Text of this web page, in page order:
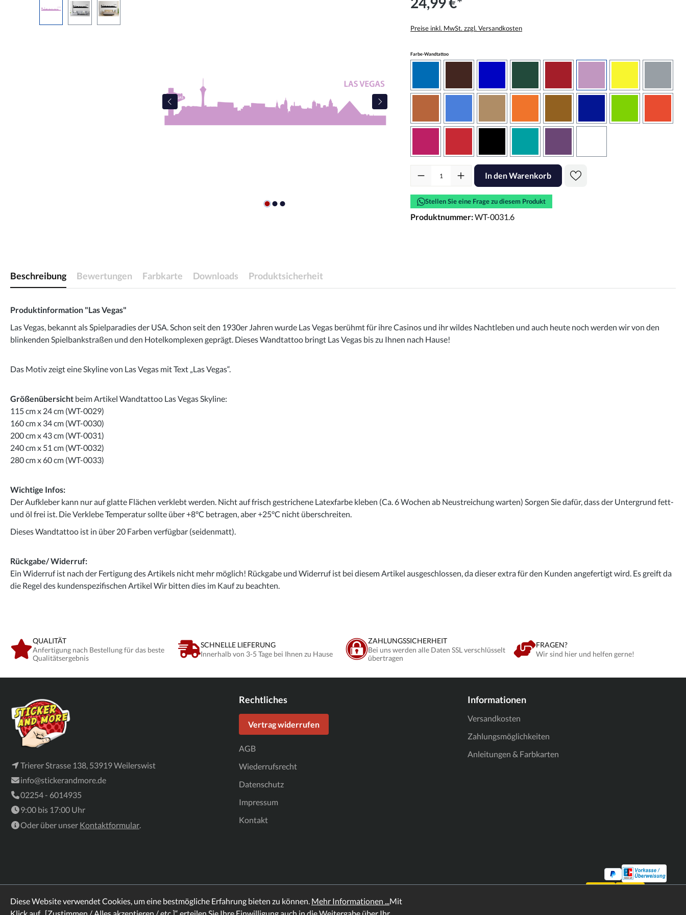
Preise inkl. MwSt. zzgl. Versandkosten
Farbe-Wandtattooauswählen
Produkt Anzahl: Gib den gewünschten Wert ein oder benutze die Schaltflächen
In den Warenkorb
Stellen Sie eine Frage zu diesem Produkt
Produktnummer:WT-0031.6
Beschreibung Bewertungen Farbkarte Downloads Produktsicherheit
Produktinformation "Las Vegas"
Las Vegas, bekannt als Spielparadies der USA. Schon seit den 1930er Jahren wurde Las Vegas berühmt für ihre Casinos und ihr wildes Nachtleben und auch heute noch werden wir von den
blinkenden Spielbankstraßen und den Hotelkomplexen geprägt. Dieses Wandtattoo bringt Las Vegas bis zu Ihnen nach Hause!
Das Motiv zeigt eine Skyline von Las Vegas mit Text „Las Vegas“.
Größenübersicht beim Artikel Wandtattoo Las Vegas Skyline:
115 cm x 24 cm (WT-0029)
160 cm x 34 cm (WT-0030)
200 cm x 43 cm (WT-0031)
240 cm x 51 cm (WT-0032)
280 cm x 60 cm (WT-0033)
Wichtige Infos:
Der Aufkleber kann nur auf glatte Flächen verklebt werden. Nicht auf frisch gestrichene Latexfarbe kleben (Ca. 6 Wochen ab Neustreichung warten) Sorgen Sie dafür, dass der Untergrund fett-
und öl frei ist. Die Verklebe Temperatur sollte über +8°C betragen, aber +25°C nicht überschreiten.
Dieses Wandtattoo ist in über 20 Farben verfügbar (seidenmatt).
Rückgabe/ Widerruf:
Ein Widerruf ist nach der Fertigung des Artikels nicht mehr möglich! Rückgabe und Widerruf ist bei diesem Artikel ausgeschlossen, da dieser extra für den Kunden angefertigt wird. Es greift da
die Regel des kundenspezifischen Artikel Wir bitten dies im Kauf zu beachten.
QUALITÄT
Anfertigung nach Bestellung für das beste
Qualitätsergebnis
SCHNELLE LIEFERUNG
Innerhalb von 3-5 Tage bei Ihnen zu Hause
ZAHLUNGSSICHERHEIT
Bei uns werden alle Daten SSL verschlüsselt
übertragen
FRAGEN?
Wir sind hier und helfen gerne!
Trierer Strasse 138, 53919 Weilerswist
info@stickerandmore.de
02254 - 6014935
9:00 bis 17:00 Uhr
Oder über unser Kontaktformular.
Rechtliches
Vertrag widerrufen
AGB
Wiederrufsrecht
Datenschutz
Impressum
Kontakt
Informationen
Versandkosten
Zahlungsmöglichkeiten
Anleitungen & Farbkarten
Diese Website verwendet Cookies, um eine bestmögliche Erfahrung bieten zu können. Mehr Informationen ...Mit